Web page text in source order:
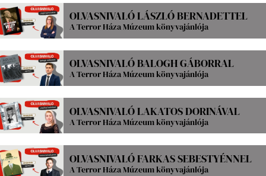
OLVASNIVALÓ LÁSZLÓ BERNADETTEL
A Terror Háza Múzeum könyvajánlója
OLVASNIVALÓ BALOGH GÁBORRAL
A Terror Háza Múzeum könyvajánlója
OLVASNIVALÓ LAKATOS DORINÁVAL
A Terror Háza Múzeum könyvajánlója
OLVASNIVALÓ FARKAS SEBESTYÉNNEL
A Terror Háza Múzeum könyvajánlója